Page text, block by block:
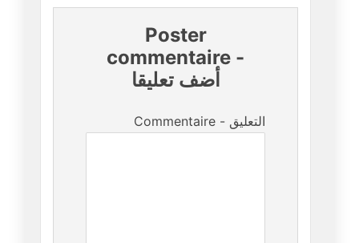
Poster
commentaire -
أضف تعليقا
Commentaire - التعليق